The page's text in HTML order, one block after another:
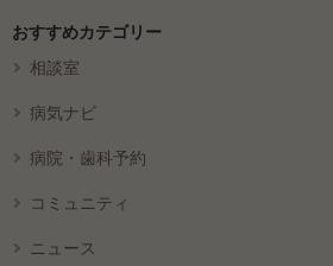
おすすめカテゴリー
相談室
病気ナビ
病院・歯科予約
コミュニティ
ニュース